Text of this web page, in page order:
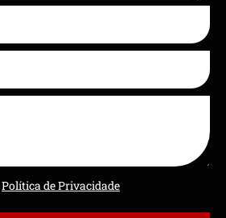
Política de Privacidade